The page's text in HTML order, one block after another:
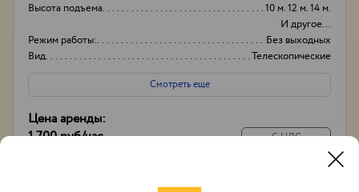
Высота подъема
10 м. 12 м. 14 м.
И другое...
Режим работы:
Без выходных
Вид
Телескопические
Высота вышки
17м
Смотреть еще
Цена аренды:
1 700 руб/час
С НДС